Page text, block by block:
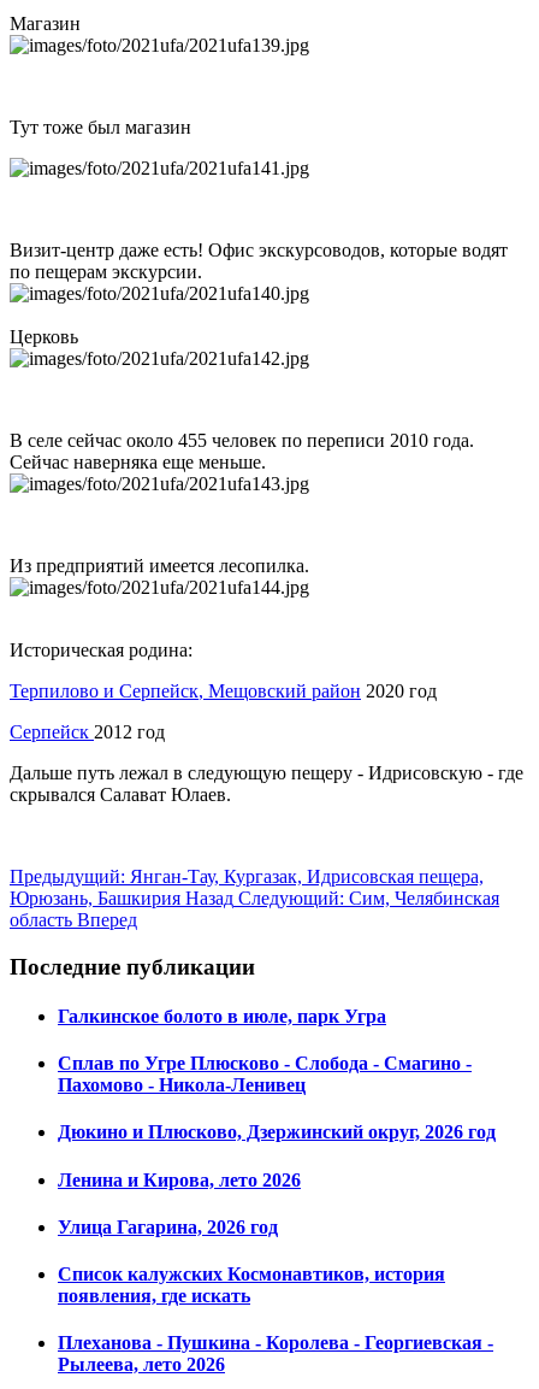
Магазин
Тут тоже был магазин
Визит-центр даже есть! Офис экскурсоводов, которые водят
по пещерам экскурсии.
Церковь
В селе сейчас около 455 человек по переписи 2010 года.
Сейчас наверняка еще меньше.
Из предприятий имеется лесопилка.
Историческая родина:
Терпилово и Серпейск, Мещовский район 2020 год
Серпейск 2012 год
Дальше путь лежал в следующую пещеру - Идрисовскую - где
скрывался Салават Юлаев.
Предыдущий: Янган-Тау, Кургазак, Идрисовская пещера,
Юрюзань, Башкирия Назад Следующий: Сим, Челябинская
область Вперед
Последние публикации
Галкинское болото в июле, парк Угра
Сплав по Угре Плюсково - Слобода - Смагино -
Пахомово - Никола-Ленивец
Дюкино и Плюсково, Дзержинский округ, 2026 год
Ленина и Кирова, лето 2026
Улица Гагарина, 2026 год
Список калужских Космонавтиков, история
появления, где искать
Плеханова - Пушкина - Королева - Георгиевская -
Рылеева, лето 2026